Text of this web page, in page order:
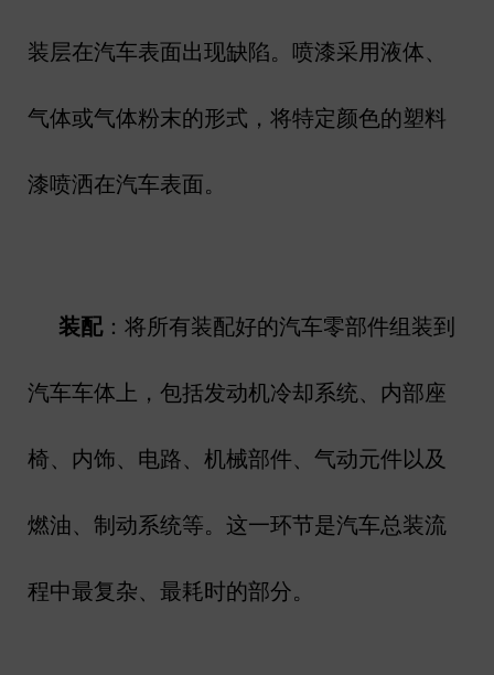
装层在汽车表面出现缺陷。喷漆采用液体、
气体或气体粉末的形式，将特定颜色的塑料
漆喷洒在汽车表面。
装配：将所有装配好的汽车零部件组装到
汽车车体上，包括发动机冷却系统、内部座
椅、内饰、电路、机械部件、气动元件以及
燃油、制动系统等。这一环节是汽车总装流
程中最复杂、最耗时的部分。